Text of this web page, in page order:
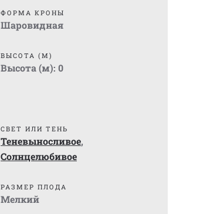
ФОРМА КРОНЫ
Шаровидная
ВЫСОТА (М)
Высота (м): 0
СВЕТ ИЛИ ТЕНЬ
Теневыносливое,
Солнцелюбивое
РАЗМЕР ПЛОДА
Мелкий